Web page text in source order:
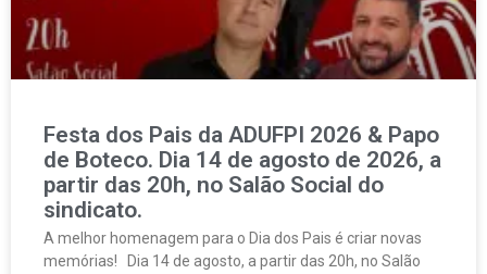
Festa dos Pais da ADUFPI 2026 & Papo
de Boteco. Dia 14 de agosto de 2026, a
partir das 20h, no Salão Social do
sindicato.
A melhor homenagem para o Dia dos Pais é criar novas
memórias! Dia 14 de agosto, a partir das 20h, no Salão